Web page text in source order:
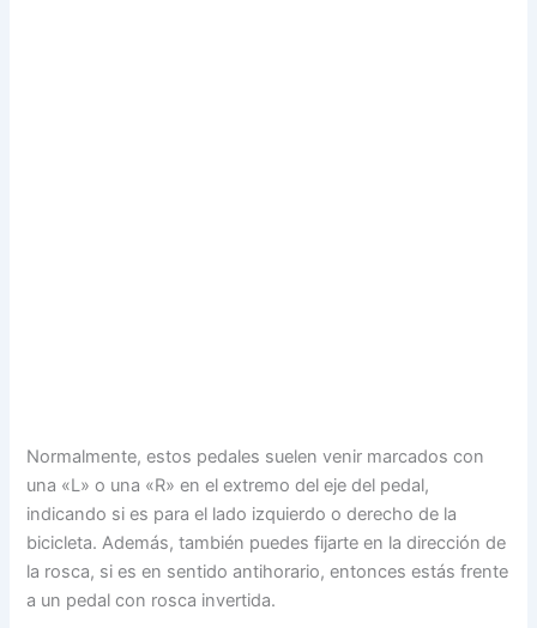
Normalmente, estos pedales suelen venir marcados con
una «L» o una «R» en el extremo del eje del pedal,
indicando si es para el lado izquierdo o derecho de la
bicicleta. Además, también puedes fijarte en la dirección de
la rosca, si es en sentido antihorario, entonces estás frente
a un pedal con rosca invertida.